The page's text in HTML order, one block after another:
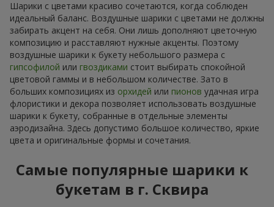
Шарики с цветами красиво сочетаются, когда соблюден
идеальный баланс. Воздушные шарики с цветами не должны
забирать акцент на себя. Они лишь дополняют цветочную
композицию и расставляют нужные акценты. Поэтому
воздушные шарики к букету небольшого размера с
гипсофилой или гвоздиками стоит выбирать спокойной
цветовой гаммы и в небольшом количестве. Зато в
больших композициях из орхидей или пионов удачная игра
флористики и декора позволяет использовать воздушные
шарики к букету, собранные в отдельные элементы
аэродизайна. Здесь допустимо большое количество, яркие
цвета и оригинальные формы и сочетания.
Самые популярные шарики к
букетам в г. Сквира